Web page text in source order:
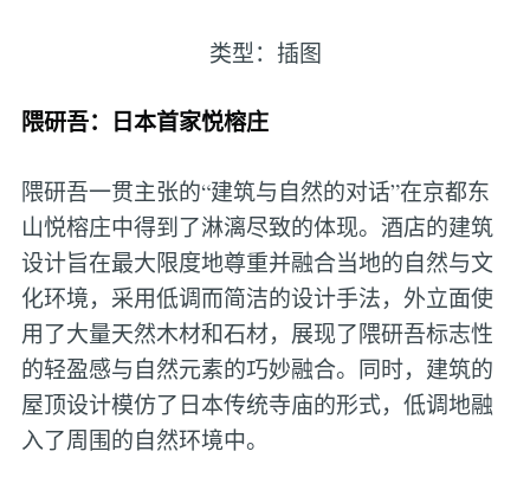
类型：插图
隈研吾：日本首家悦榕庄
隈研吾一贯主张的“建筑与自然的对话”在京都东
山悦榕庄中得到了淋漓尽致的体现。酒店的建筑
设计旨在最大限度地尊重并融合当地的自然与文
化环境，采用低调而简洁的设计手法，外立面使
用了大量天然木材和石材，展现了隈研吾标志性
的轻盈感与自然元素的巧妙融合。同时，建筑的
屋顶设计模仿了日本传统寺庙的形式，低调地融
入了周围的自然环境中。